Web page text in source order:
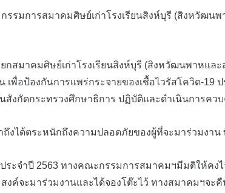
ารสมาคมศิษย์เก่าโรงเรียนสิงห์บุรี (สิงหวัฒนพา
าคมศิษย์เก่าโรงเรียนสิงห์บุรี (สิงหวัฒนพาหและส
เพื่อป้องกันการแพร่กระจายของเชื้อไวรัสโควิด-
งกัดกระทรวงศึกษาธิการ ปฏิบัติและดำเนินการคว
ตระหนักถึงความปลอดภัยของผู้ที่จะมาร่วมงาน
ำปี 2563 ทางคณะกรรมการสมาคมฯมีมติให้คงไ
งค์จะมาร่วมงานและได้จองโต๊ะไว้ ทางสมาคมฯจ